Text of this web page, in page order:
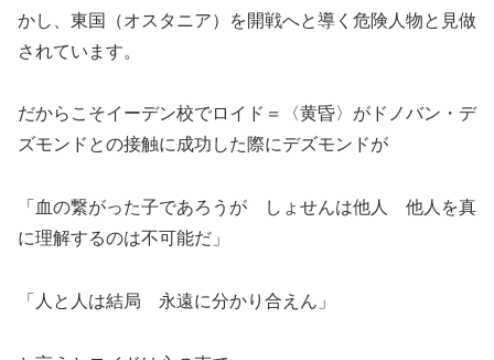
かし、東国（オスタニア）を開戦へと導く危険人物と見做
されています。
だからこそイーデン校でロイド＝〈黄昏〉がドノバン・デ
ズモンドとの接触に成功した際にデズモンドが
「血の繋がった子であろうが しょせんは他人 他人を真
に理解するのは不可能だ」
「人と人は結局 永遠に分かり合えん」